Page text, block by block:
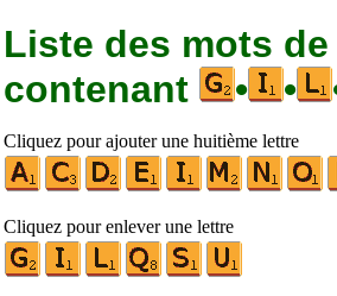
Liste des mots
contenant
• •
Cliquez pour ajouter une huitième lettre
Cliquez pour enlever une lettre